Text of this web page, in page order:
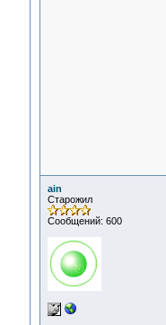
ain
Старожил
Сообщений: 600